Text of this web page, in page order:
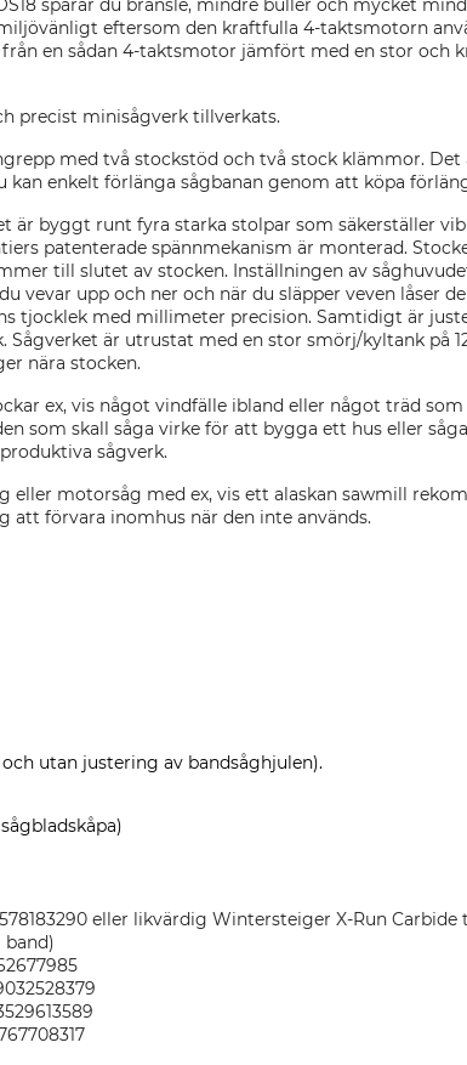
sparar du bränsle, mindre buller och mycket
eftersom den kraftfulla 4-taktsmotorn
en sådan 4-taktsmotor jämfört med en stor och
precist minisågverk tillverkats.
med två stockstöd och två stock klämmor.
enkelt förlänga sågbanan genom att köpa
är byggt runt fyra starka stolpar som säkerställer
patenterade spännmekanism är monterad.
till slutet av stocken. Inställningen av
vevar upp och ner och när du släpper veven låser
tjocklek med millimeter precision. Samtidigt är
Sågverket är utrustat med en stor smörj/kyltank på
nära stocken.
ex, vis något vindfälle ibland eller något träd
som skall såga virke för att bygga ett hus eller
sågverk.
eller motorsåg med ex, vis ett alaskan sawmill
att förvara inomhus när den inte används.
utan justering av bandsåghjulen).
eller likvärdig Wintersteiger X-Run
band)